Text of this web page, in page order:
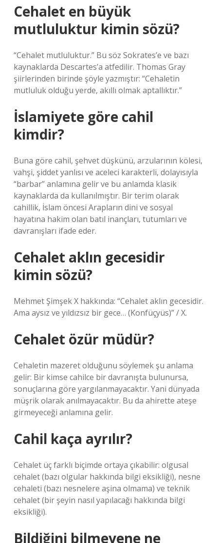
Cehalet en büyük
mutluluktur kimin sözü?
“Cehalet mutluluktur.” Bu söz Sokrates’e ve bazı
kaynaklarda Descartes’a atfedilir. Thomas Gray
şiirlerinden birinde şöyle yazmıştır: “Cehaletin
mutluluk olduğu yerde, akıllı olmak aptallıktır.”
İslamiyete göre cahil
kimdir?
Buna göre cahil, şehvet düşkünü, arzularının kölesi,
vahşi, şiddet yanlısı ve aceleci karakterli, dolayısıyla
“barbar” anlamına gelir ve bu anlamda klasik
kaynaklarda da kullanılmıştır. Bir terim olarak
cahillik, İslam öncesi Arapların dini ve sosyal
hayatına hakim olan batıl inançları, tutumları ve
davranışları ifade eder.
Cehalet aklın gecesidir
kimin sözü?
Mehmet Şimşek X hakkında: “Cehalet aklın gecesidir.
Ama aysız ve yıldızsız bir gece… (Konfüçyüs)” / X.
Cehalet özür müdür?
Cehaletin mazeret olduğunu söylemek şu anlama
gelir: Bir kimse cahilce bir davranışta bulunursa,
sonuçlarına göre yargılanmayacaktır. Yani dünyada
müşrik olarak anılmayacaktır. Bu da ahirette ateşe
girmeyeceği anlamına gelir.
Cahil kaça ayrılır?
Cehalet üç farklı biçimde ortaya çıkabilir: olgusal
cehalet (bazı olgular hakkında bilgi eksikliği), nesne
cehaleti (bazı nesnelere aşina olmama) ve teknik
cehalet (bir şeyin nasıl yapılacağı hakkında bilgi
eksikliği).
Bildiğini bilmeyene ne